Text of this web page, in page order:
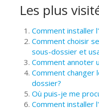
Les plus
Comment installer
Comment choisir
sous-dossier et
Comment annoter
Comment changer
dossier?
Où puis-je me
Comment installer